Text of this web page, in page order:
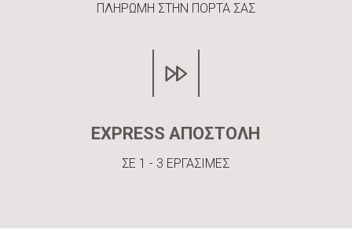
ΠΛΗΡΩΜΗ ΣΤΗΝ ΠΟΡΤΑ ΣΑΣ
EXPRESS ΑΠΟΣΤΟΛΗ
ΣΕ 1 - 3 ΕΡΓΑΣΙΜΕΣ